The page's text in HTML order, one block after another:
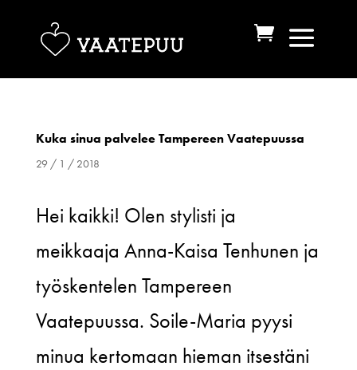
Kuka sinua palvelee Tampereen Vaatepuussa
29 / 1 / 2018
Hei kaikki! Olen stylisti ja
meikkaaja Anna-Kaisa Tenhunen ja
työskentelen Tampereen
Vaatepuussa. Soile-Maria pyysi
minua kertomaan hieman itsestäni